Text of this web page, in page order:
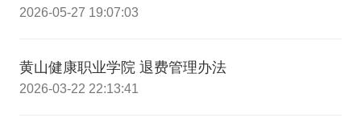
2026-05-27 19:07:03
黄山健康职业学院 退费管理办法
2026-03-22 22:13:41